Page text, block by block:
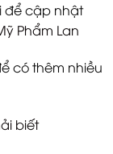
để cập nhật
Phẩm Lan
có thêm nhiều
biết